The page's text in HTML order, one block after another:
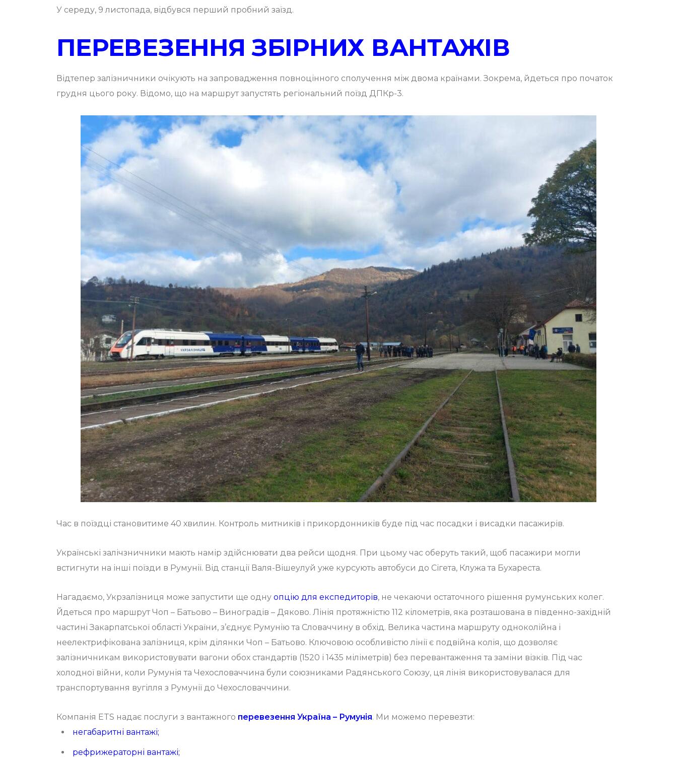
У середу, 9 листопада, відбувся перший пробний заїзд.
ПЕРЕВЕЗЕННЯ ЗБІРНИХ ВАНТАЖІВ
Відтепер залізничники очікують на запровадження повноцінного сполучення між двома країнами. Зокрема, йдеться про початок
грудня цього року. Відомо, що на маршрут запустять регіональний поїзд ДПКр-3.
Час в поїздці становитиме 40 хвилин. Контроль митників і прикордонників буде під час посадки і висадки пасажирів.
Українські залічзничники мають намір здійснювати два рейси щодня. При цьому час оберуть такий, щоб пасажири могли
встигнути на інші поїзди в Румунії. Від станції Валя-Вішеулуй уже курсують автобуси до Сігета, Клужа та Бухареста.
Нагадаємо, Укрзалізниця може запустити ще одну опцію для експедиторів, не чекаючи остаточного рішення румунських колег.
Йдеться про маршрут Чоп – Батьово – Виноградів – Дяково. Лінія протяжністю 112 кілометрів, яка розташована в південно-західній
частині Закарпатської області України, з’єднує Румунію та Словаччину в обхід. Велика частина маршруту одноколійна і
неелектрифікована залізниця, крім ділянки Чоп – Батьово. Ключовою особливістю лінії є подвійна колія, що дозволяє
залізничникам використовувати вагони обох стандартів (1520 і 1435 міліметрів) без перевантаження та заміни візків. Під час
холодної війни, коли Румунія та Чехословаччина були союзниками Радянського Союзу, ця лінія використовувалася для
транспортування вугілля з Румунії до Чехословаччини.
Компанія ETS надає послуги з вантажного перевезення Україна – Румунія. Ми можемо перевезти:
негабаритні вантажі;
рефрижераторні вантажі;